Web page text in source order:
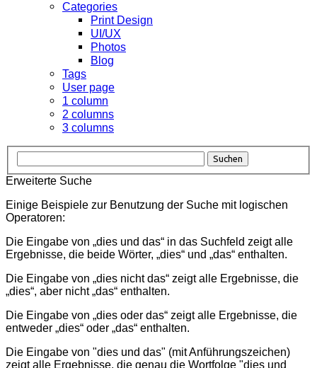
Categories
Print Design
UI/UX
Photos
Blog
Tags
User page
1 column
2 columns
3 columns
Suchen
Erweiterte Suche
Einige Beispiele zur Benutzung der Suche mit logischen
Operatoren:
Die Eingabe von „dies und das“ in das Suchfeld zeigt alle
Ergebnisse, die beide Wörter, „dies“ und „das“ enthalten.
Die Eingabe von „dies nicht das“ zeigt alle Ergebnisse, die
„dies“, aber nicht „das“ enthalten.
Die Eingabe von „dies oder das“ zeigt alle Ergebnisse, die
entweder „dies“ oder „das“ enthalten.
Die Eingabe von "dies und das" (mit Anführungszeichen)
zeigt alle Ergebnisse, die genau die Wortfolge "dies und